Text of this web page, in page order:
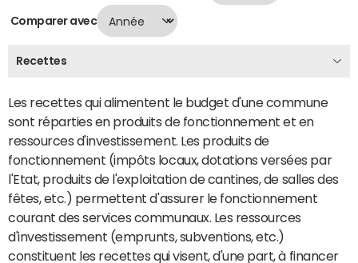
Comparer avec
Recettes
Les recettes qui alimentent le budget d'une commune
sont réparties en produits de fonctionnement et en
ressources d'investissement. Les produits de
fonctionnement (impôts locaux, dotations versées par
l'Etat, produits de l'exploitation de cantines, de salles des
fêtes, etc.) permettent d'assurer le fonctionnement
courant des services communaux. Les ressources
d'investissement (emprunts, subventions, etc.)
constituent les recettes qui visent, d'une part, à financer